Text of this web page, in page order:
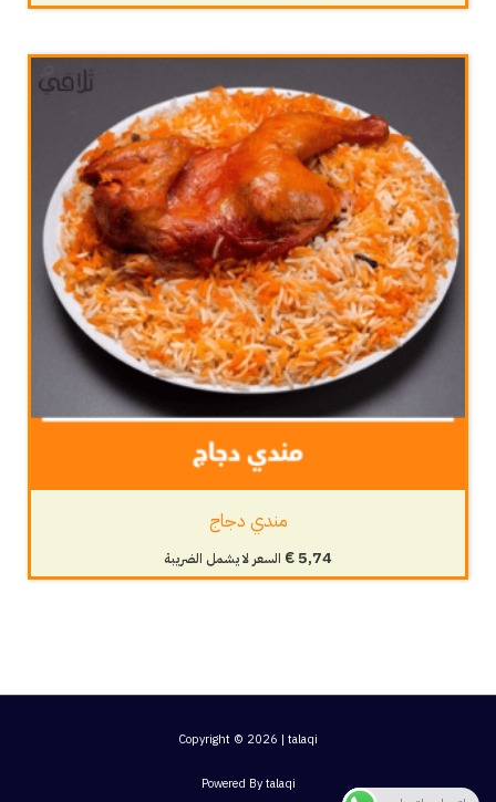
مندي دجاج
€5,74 السعر لا يشمل الضريبة
Copyright © 2026 | talaqi
Powered By talaqi